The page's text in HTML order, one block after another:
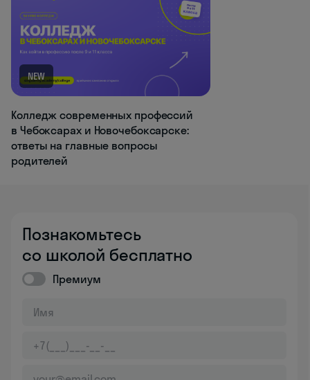
NEW
Колледж современных профессий
в Чебоксарах и Новочебоксарске:
ответы на главные вопросы
родителей
Познакомьтесь
со школой бесплатно
Премиум